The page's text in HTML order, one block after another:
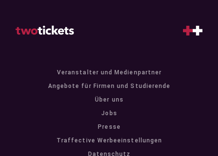
Veranstalter und Medienpartner
Angebote für Firmen und Studierende
Über uns
Jobs
Presse
Traffective Werbeeinstellungen
Datenschutz